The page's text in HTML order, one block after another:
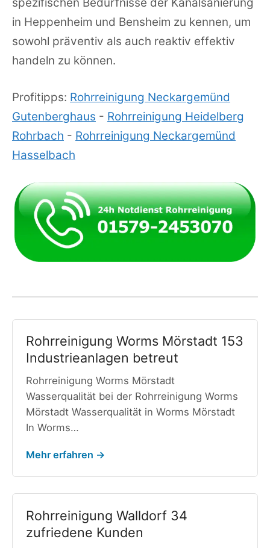
spezifischen Bedürfnisse der Kanalsanierung
in Heppenheim und Bensheim zu kennen, um
sowohl präventiv als auch reaktiv effektiv
handeln zu können.
Profitipps: Rohrreinigung Neckargemünd
Gutenberghaus - Rohrreinigung Heidelberg
Rohrbach - Rohrreinigung Neckargemünd
Hasselbach
Rohrreinigung Worms Mörstadt 153
Industrieanlagen betreut
Rohrreinigung Worms Mörstadt
Wasserqualität bei der Rohrreinigung Worms
Mörstadt Wasserqualität in Worms Mörstadt
In Worms…
Mehr erfahren →
Rohrreinigung Walldorf 34
zufriedene Kunden